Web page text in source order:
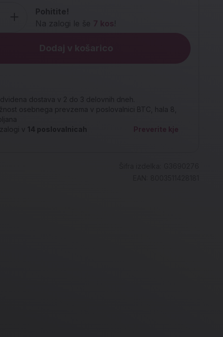
Pohitite!
Na zalogi le še 7 kos !
Dodaj v košarico
dostava v 2 do 3 delovnih dneh.
osebnega prevzema v poslovalnici BTC, hala 8,
v 14 poslovalnicah Preverite kje